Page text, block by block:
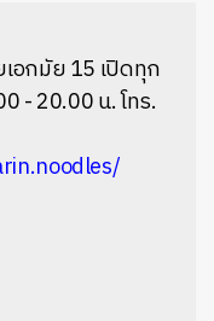
อกมัย 15 เปิดทุก
- 20.00 น. โทร.